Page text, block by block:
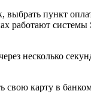
пункт
работают
несколько
свою карту в